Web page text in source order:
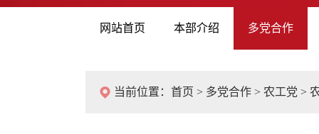
网站首页 本部介绍 多党合作
当前位置： 首页 > 多党合作 > 农工党 >